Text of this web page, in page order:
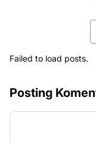
Failed to load posts.
Posting